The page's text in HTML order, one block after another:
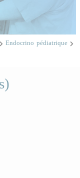
Endocrino pédiatrique